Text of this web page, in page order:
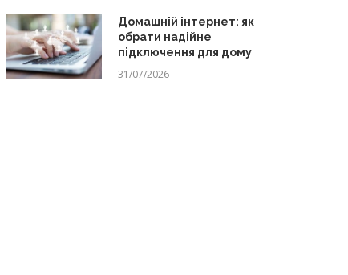
Домашній інтернет: як
обрати надійне
підключення для дому
31/07/2026